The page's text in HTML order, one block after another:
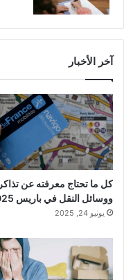
آخر الأخبار
كل ما تحتاج معرفته عن تذاكر
ووسائل النقل في باريس 2025
يونيو 24, 2025